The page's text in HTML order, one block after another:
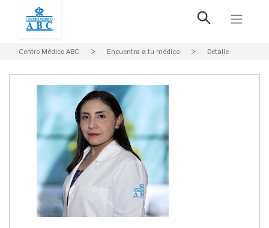
Centro Médico ABC > Encuentra a tu médico > Detalle